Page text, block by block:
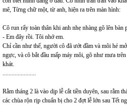
mê, Từng chữ một, từ anh, hiện ra trên màn hình:
Cô run rẩy toàn thân khi anh nhẹ nhàng gõ lên bàn
- Em đây rồi. Tôi nhớ em.
Chỉ cần như thế, người cô đã ướt đầm và môi hé
ngực, và cô bắt đầu mấp máy môi, gõ như mưa
khát.
......................
Rằm tháng 2 là vào dịp lễ cắt tiền duyên, sau rằm
các chùa rộn rịp chuẩn bị cho 2 đợt lễ lớn sau Tết